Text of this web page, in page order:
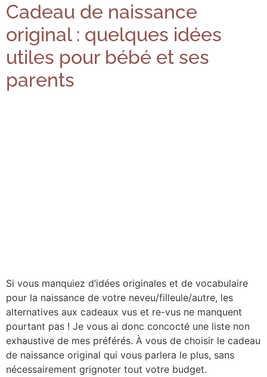
Cadeau de naissance
original : quelques idées
utiles pour bébé et ses
parents
Si vous manquiez d’idées originales et de vocabulaire
pour la naissance de votre neveu/filleule/autre, les
alternatives aux cadeaux vus et re-vus ne manquent
pourtant pas ! Je vous ai donc concocté une liste non
exhaustive de mes préférés. À vous de choisir le cadeau
de naissance original qui vous parlera le plus, sans
nécessairement grignoter tout votre budget.